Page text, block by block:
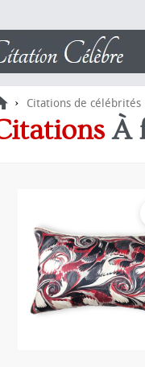
› Citations de célébrités
CitationsÀ